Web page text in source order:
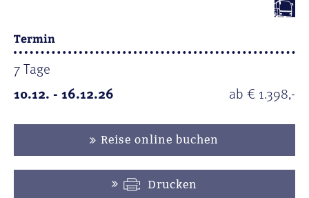
Termin
7 Tage
10.12. - 16.12.26
ab € 1.398,-
Reise online buchen
Drucken